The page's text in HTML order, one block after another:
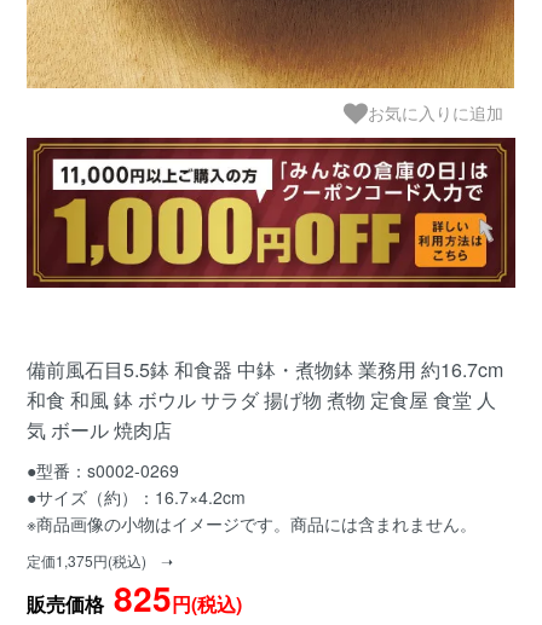
お気に入りに追加
備前風石目5.5鉢 和食器 中鉢・煮物鉢 業務用 約16.7cm
和食 和風 鉢 ボウル サラダ 揚げ物 煮物 定食屋 食堂 人
気 ボール 焼肉店
●型番：s0002-0269
●サイズ（約）：16.7×4.2cm
※商品画像の小物はイメージです。商品には含まれません。
定価1,375円(税込) ➝
販売価格825円(税込)